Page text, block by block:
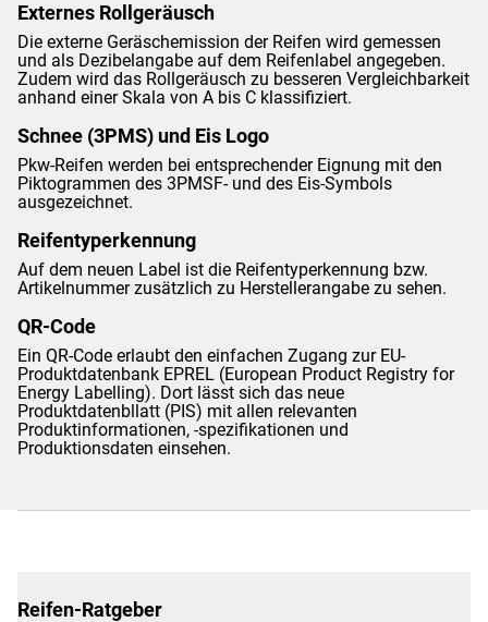
Externes Rollgeräusch
Die externe Geräschemission der Reifen wird gemessen
und als Dezibelangabe auf dem Reifenlabel angegeben.
Zudem wird das Rollgeräusch zu besseren Vergleichbarkeit
anhand einer Skala von A bis C klassifiziert.
Schnee (3PMS) und Eis Logo
Pkw-Reifen werden bei entsprechender Eignung mit den
Piktogrammen des 3PMSF- und des Eis-Symbols
ausgezeichnet.
Reifentyperkennung
Auf dem neuen Label ist die Reifentyperkennung bzw.
Artikelnummer zusätzlich zu Herstellerangabe zu sehen.
QR-Code
Ein QR-Code erlaubt den einfachen Zugang zur EU-
Produktdatenbank EPREL (European Product Registry for
Energy Labelling). Dort lässt sich das neue
Produktdatenbllatt (PIS) mit allen relevanten
Produktinformationen, -spezifikationen und
Produktionsdaten einsehen.
Reifen-Ratgeber